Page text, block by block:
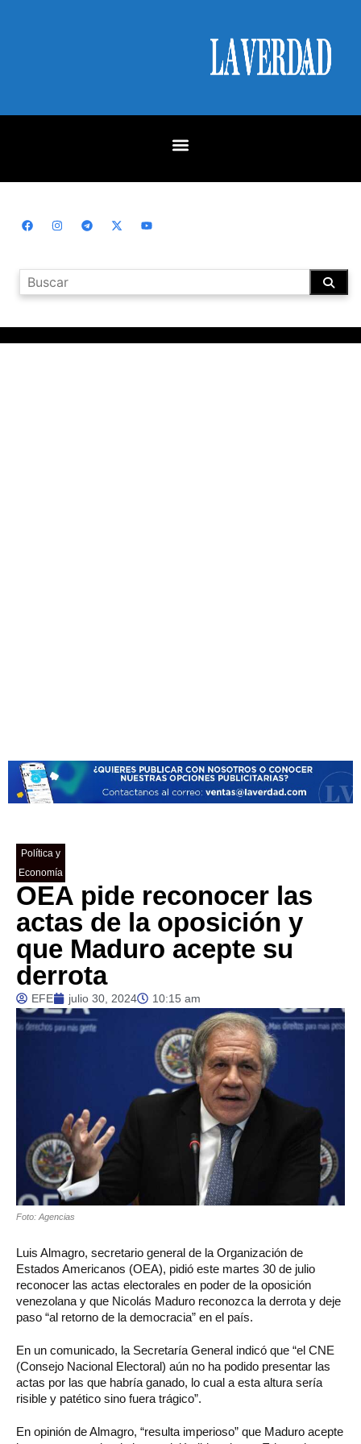
Política y
Economía
OEA pide reconocer las
actas de la oposición y
que Maduro acepte su
derrota
EFE julio 30, 2024 10:15 am
Foto: Agencias
Luis Almagro, secretario general de la Organización de
Estados Americanos (OEA), pidió este martes 30 de julio
reconocer las actas electorales en poder de la oposición
venezolana y que Nicolás Maduro reconozca la derrota y deje
paso “al retorno de la democracia” en el país.
En un comunicado, la Secretaría General indicó que “el CNE
(Consejo Nacional Electoral) aún no ha podido presentar las
actas por las que habría ganado, lo cual a esta altura sería
risible y patético sino fuera trágico”.
En opinión de Almagro, “resulta imperioso” que Maduro acepte